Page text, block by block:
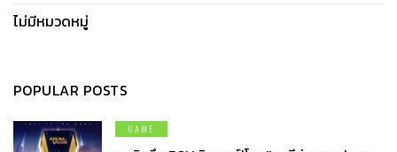
ไม่มีหมวดหมู่
POPULAR POSTS
GAME